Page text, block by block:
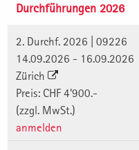
Durchführungen 2026
2. Durchf. 2026 | 09226
14.09.2026 - 16.09.2026
Zürich
Preis: CHF 4'900.-
(zzgl. MwSt.)
anmelden